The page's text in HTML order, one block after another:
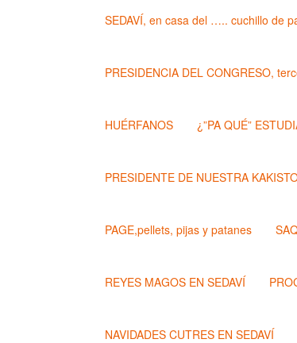
SEDAVÍ, en casa del ….. cuchillo de
PRESIDENCIA DEL CONGRESO,
HUÉRFANOS ¿”PA QUÉ”
PRESIDENTE DE NUESTRA
PAGE,pellets, pijas y patanes
REYES MAGOS EN SEDAVÍ
NAVIDADES CUTRES EN SEDAVÍ